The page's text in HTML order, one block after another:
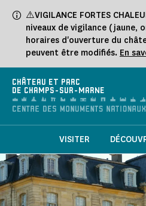
⚠️VIGILANCE FORTES
niveaux de vigilance (jaune,
horaires d'ouverture du
peuvent être modifiés. En
CHÂTEAU ET PARC
DE CHAMPS-SUR-MARNE
VISITER